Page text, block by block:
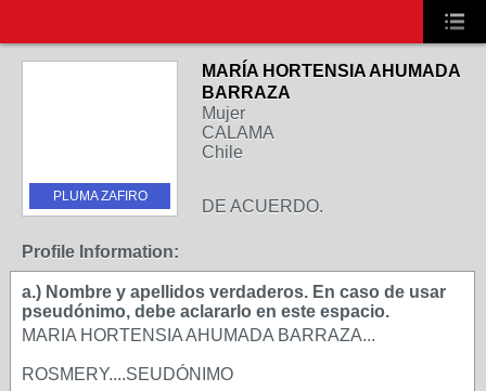
PLUMA ZAFIRO
MARÍA HORTENSIA AHUMADA
BARRAZA
Mujer
CALAMA
Chile
DE ACUERDO.
Profile Information:
a.) Nombre y apellidos verdaderos. En caso de usar
pseudónimo, debe aclararlo en este espacio.
MARIA HORTENSIA AHUMADA BARRAZA...
ROSMERY....SEUDÓNIMO